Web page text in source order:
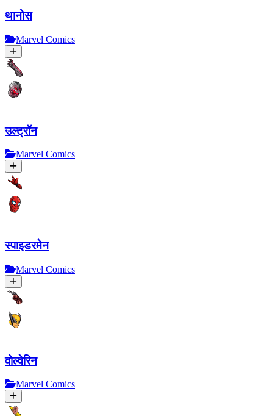
थानोस
Marvel Comics
उल्ट्रॉन
Marvel Comics
स्पाइडरमेन
Marvel Comics
वोल्वेरिन
Marvel Comics